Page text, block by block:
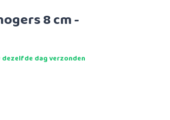
8 cm -
dezelfde dag verzonden